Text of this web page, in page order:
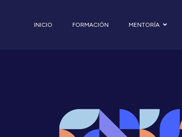
INICIO FORMACIÓN MENTORÍA